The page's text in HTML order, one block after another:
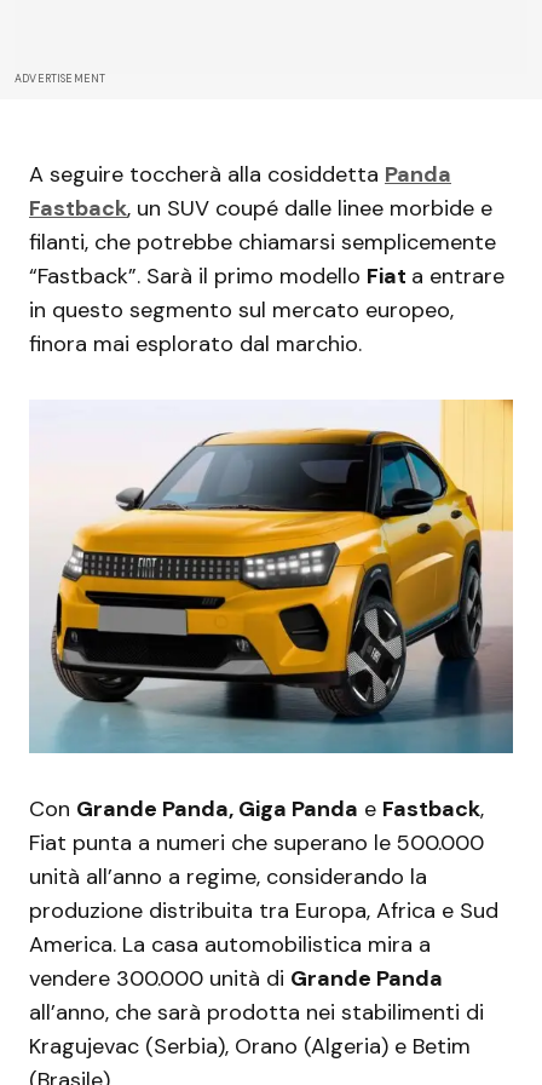
ADVERTISEMENT
A seguire toccherà alla cosiddetta Panda
Fastback, un SUV coupé dalle linee morbide e
filanti, che potrebbe chiamarsi semplicemente
“Fastback”. Sarà il primo modello Fiat a entrare
in questo segmento sul mercato europeo,
finora mai esplorato dal marchio.
Con Grande Panda, Giga Panda e Fastback,
Fiat punta a numeri che superano le 500.000
unità all’anno a regime, considerando la
produzione distribuita tra Europa, Africa e Sud
America. La casa automobilistica mira a
vendere 300.000 unità di Grande Panda
all’anno, che sarà prodotta nei stabilimenti di
Kragujevac (Serbia), Orano (Algeria) e Betim